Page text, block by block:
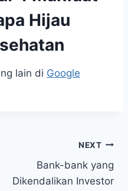
Hijau
lain di Google
NEXT
Bank-bank yang
Dikendalikan Investor